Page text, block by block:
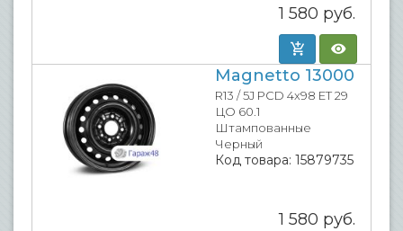
1 580 руб.
Magnetto 13000
R13 / 5J PCD 4x98 ET 29
ЦО 60.1
Штампованные
Черный
Код товара: 15879735
1 580 руб.